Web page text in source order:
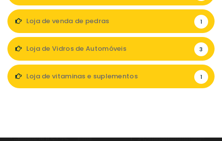
Loja de venda de pedras 1
Loja de Vidros de Automóveis 3
Loja de vitaminas e suplementos 1